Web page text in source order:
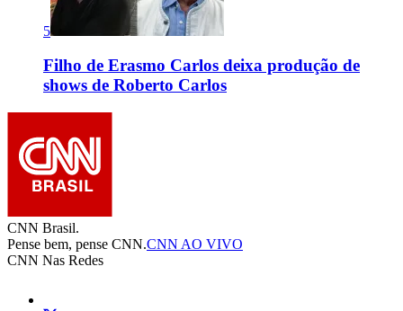
5
Filho de Erasmo Carlos deixa produção de
shows de Roberto Carlos
CNN Brasil.
Pense bem, pense CNN.CNN AO VIVO
CNN Nas Redes